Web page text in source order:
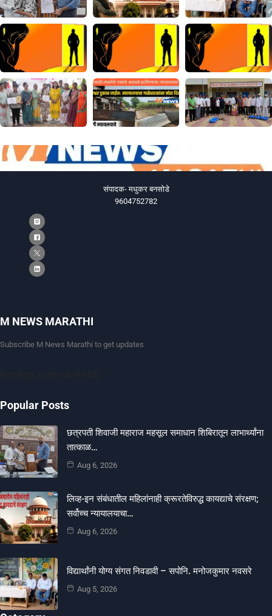
संपादक- मधुकर बनसोडे
9604752782
M NEWS MARATHI
Subscribe M News Marathi to get updates
Popular Posts
छत्रपती शिवाजी महाराज महसूल समाधान शिबिरातून लाभार्थ्यांना
तात्काळ…
Aug 6, 2026
लिव्ह-इन संबंधातील महिलांनाही क्रूरतेविरुद्ध कायद्याचे संरक्षण;
सर्वोच्च न्यायालयाचा…
Aug 6, 2026
विद्यार्थांनी योग्य संगत निवडावी – सपोनि. मनोजकुमार नवसरे
Aug 5, 2026